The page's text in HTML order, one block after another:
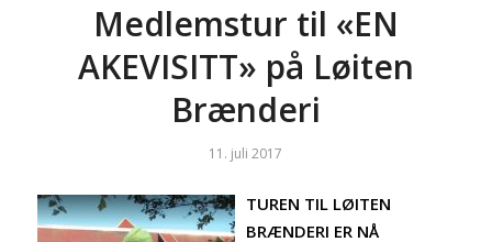
Medlemstur til «EN
AKEVISITT» på Løiten
Brænderi
11. juli 2017
TUREN TIL LØITEN
BRÆNDERI ER NÅ